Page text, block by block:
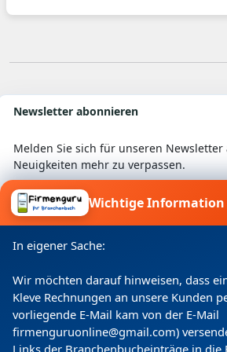
Newsletter abonnieren
Melden Sie sich für unseren Newsletter
Neuigkeiten mehr zu verpassen.
Datenschutzerklärung
Wichtige Information
In eigener Sache:
Wir möchten darauf hinweisen, dass
Kleve Rechnungen an unsere Kunden
vorliegende E-Mail kam von der E-Mail
firmenguruonline@gmail.com)